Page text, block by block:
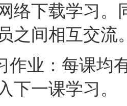
络下载学习
之间相互交流
作业：每课均
下一课学习。